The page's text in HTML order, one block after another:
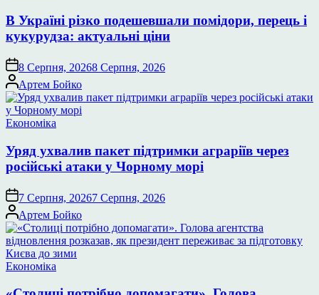
В Україні різко подешевшали помідори, перець і
кукурудза: актуальні ціни
8 Серпня, 20268 Серпня, 2026
Опубліковано
Артем Бойко
Опублікувати
Економіка
Уряд ухвалив пакет підтримки аграріїв через
російські атаки у Чорному морі
7 Серпня, 20267 Серпня, 2026
Опубліковано
Артем Бойко
Опублікувати
Економіка